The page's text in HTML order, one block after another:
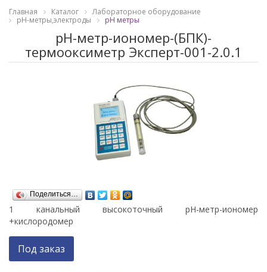
Главная Каталог
Лабораторное оборудование
pH-метры,электроды
рН метры
рН-метр-иономер-(БПК)-
термооксиметр Эксперт-001-2.0.1
Поделиться…
1 канальный высокоточный рН-метр-иономер
+кислородомер
Под заказ